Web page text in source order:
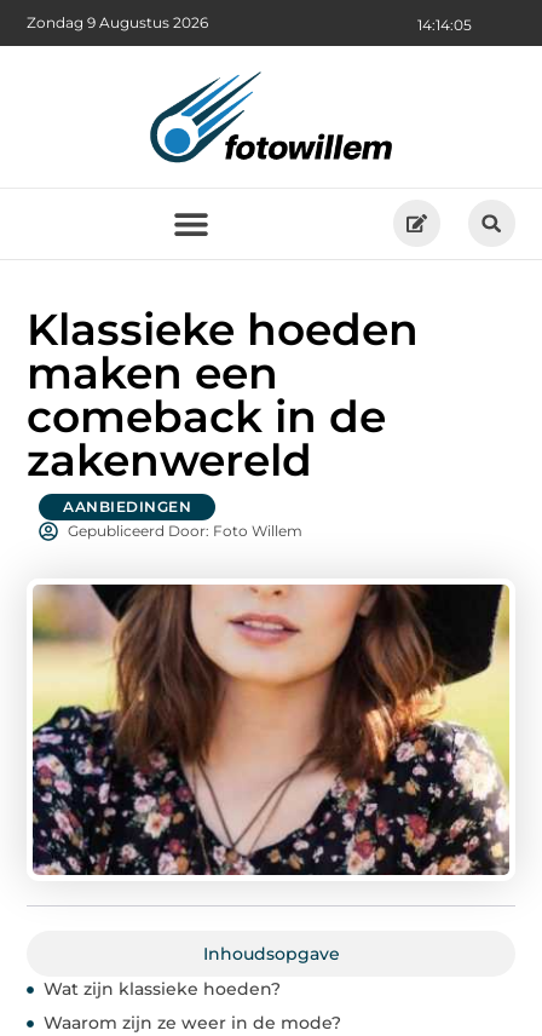
14:14:07
Zondag 9 Augustus 2026
Klassieke hoeden
maken een
comeback in de
zakenwereld
AANBIEDINGEN
Gepubliceerd Door: Foto Willem
Inhoudsopgave
Wat zijn klassieke hoeden?
Waarom zijn ze weer in de mode?